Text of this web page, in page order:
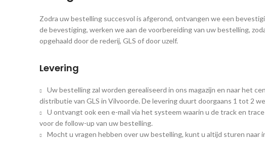
Zodra uw bestelling succesvol is afgerond, ontvangen we een
de bevestiging, werken we aan de voorbereiding van uw bestelling,
opgehaald door de rederij, GLS of door uzelf.
Levering
Uw bestelling zal worden gerealiseerd in ons magazijn en naar het
distributie van GLS in Vilvoorde. De levering duurt doorgaans 1 tot 2
U ontvangt ook een e-mail via het systeem waarin u de track en
voor de follow-up van uw bestelling.
Mocht u vragen hebben over uw bestelling, kunt u altijd sturen naar